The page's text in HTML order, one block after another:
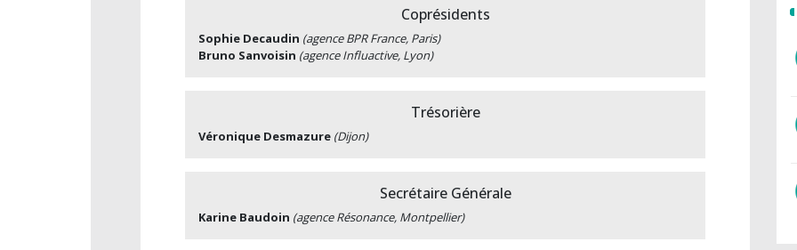
Coprésidents
Sophie Decaudin (agence BPR France, Paris)
Bruno Sanvoisin (agence Influactive, Lyon)
Trésorière
Véronique Desmazure (Dijon)
Secrétaire Générale
Karine Baudoin (agence Résonance, Montpellier)